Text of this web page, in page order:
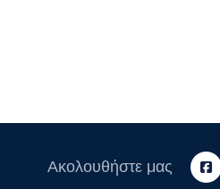
Ακολουθήστε μας